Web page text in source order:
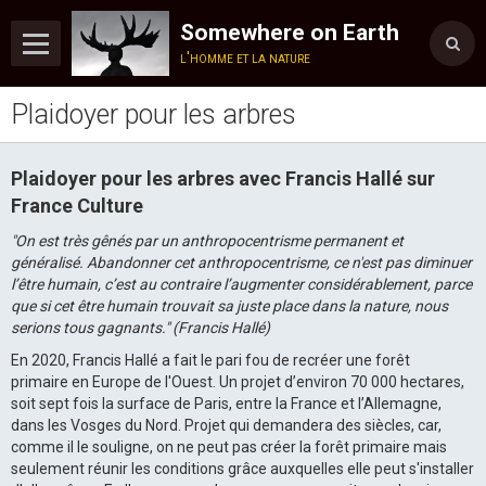
Somewhere on Earth
l'homme et la nature
Accueil
Blog
Album
Vidéos
Musique
Podcast
Lecture
Reportages
Plaidoyer pour les arbres
Plaidoyer pour les arbres avec Francis Hallé sur
France Culture
"On est très gênés par un anthropocentrisme permanent et
généralisé. Abandonner cet anthropocentrisme, ce n'est pas diminuer
l’être humain, c’est au contraire l’augmenter considérablement, parce
que si cet être humain trouvait sa juste place dans la nature, nous
serions tous gagnants." (Francis Hallé)
En 2020, Francis Hallé a fait le pari fou de recréer une forêt
primaire en Europe de l'Ouest. Un projet d’environ 70 000 hectares,
soit sept fois la surface de Paris, entre la France et l’Allemagne,
dans les Vosges du Nord. Projet qui demandera des siècles, car,
comme il le souligne, on ne peut pas créer la forêt primaire mais
seulement réunir les conditions grâce auxquelles elle peut s'installer